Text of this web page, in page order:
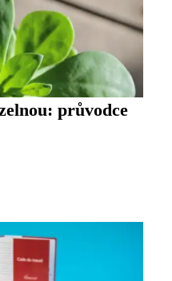
průvodce